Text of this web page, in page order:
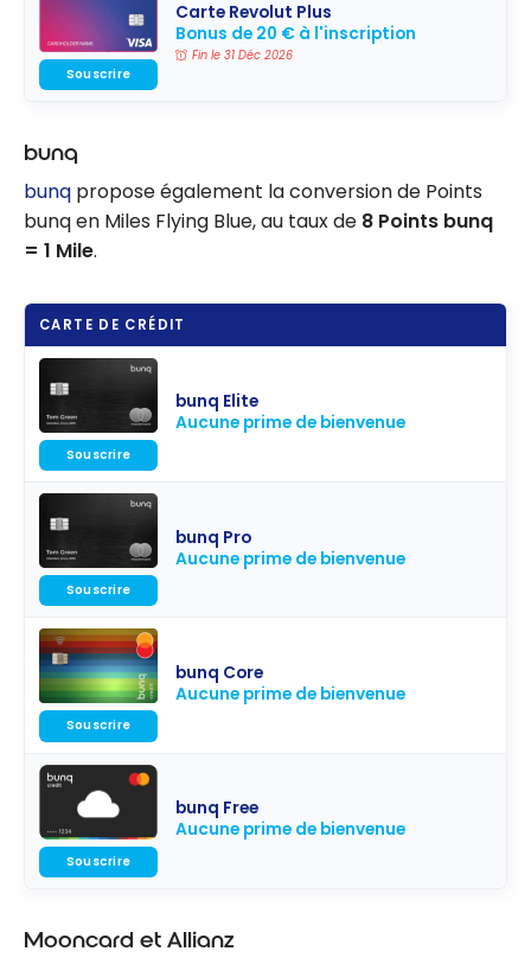
Carte Revolut Plus
Bonus de 20 € à l'inscription
Fin le 31 Déc 2026
Souscrire
bunq
bunq propose également la conversion de Points
bunq en Miles Flying Blue, au taux de 8 Points bunq
= 1 Mile.
CARTE DE CRÉDIT
bunq Elite
Aucune prime de bienvenue
Souscrire
bunq Pro
Aucune prime de bienvenue
Souscrire
bunq Core
Aucune prime de bienvenue
Souscrire
bunq Free
Aucune prime de bienvenue
Souscrire
Mooncard et Allianz